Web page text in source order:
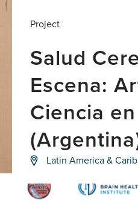
Project
Salud
Escena:
Ciencia
Celebrando
10
de
liderazgo
Latin America &